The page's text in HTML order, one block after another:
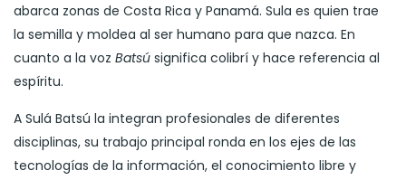
abarca zonas de Costa Rica y Panamá. Sula es quien trae
la semilla y moldea al ser humano para que nazca. En
cuanto a la voz Batsú significa colibrí y hace referencia al
espíritu.
A Sulá Batsú la integran profesionales de diferentes
disciplinas, su trabajo principal ronda en los ejes de las
tecnologías de la información, el conocimiento libre y